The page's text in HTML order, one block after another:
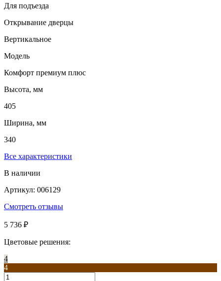
Для подъезда
Открывание дверцы
Вертикальное
Модель
Комфорт премиум плюс
Высота, мм
405
Ширина, мм
340
Все характеристики
В наличии
Артикул: 006129
Смотреть отзывы
5 736 ₽
Цветовые решения:
4
4